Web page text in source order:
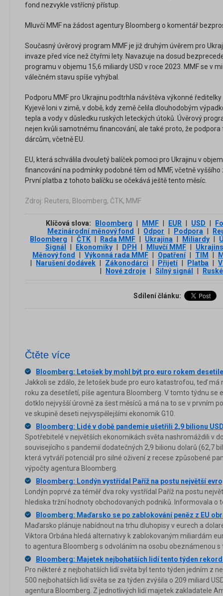
fond nezvykle vstřícný přístup.
Mluvčí MMF na žádost agentury Bloomberg o komentář
Současný úvěrový program MMF je již druhým úvěrem pro
invaze před více než čtyřmi lety. Navazuje na dosud
programu v objemu 15,6 miliardy USD v roce 2023. MMF se v
válečném stavu spíše vyhýbal.
Podporu MMF pro Ukrajinu podtrhla návštěva výkonné
Kyjevě loni v zimě, v době, kdy země čelila dlouhodobým
tepla a vody v důsledku ruských leteckých útoků. Úvěrový
nejen kvůli samotnému financování, ale také proto, že
dárcům, včetně EU.
EU, která schválila dvouletý balíček pomoci pro Ukrajinu v
financování na podmínky podobné těm od MMF, včetně
První platba z tohoto balíčku se očekává ještě tento měsíc.
Zdroj: Reuters, Bloomberg, ČTK, MMF
Klíčová slova: Bloomberg MMF EUR USD
Mezinárodní měnový fond
Odpor Podpora
Bloomberg
ČTK Rada MMF Ukrajina Miliardy
Signál
Ekonomiky DPH Mluvčí MMF
Měnový fond
Výkonná rada MMF Opatření TIM
Narušení dodávek Zákonodárci Přijetí Platba
Nové zdroje Silný signál
Sdílení článku:
Čtěte více
Bloomberg: Letošek by mohl být pro euro rokem
Jakkoli se zdálo, že letošek bude pro euro katastrofou, teď
roku za desetiletí, píše agentura Bloomberg. V tomto týdnu se
dotklo nejvyšší úrovně za šest měsíců a má na to se v prvním
ve skupině deseti nejvyspělejšími ekonomik G10.
Bloomberg: Lidé v době pandemie ušetřili 2,9 bilionu
Spotřebitelé v největších ekonomikách světa nashromáždili v
souvisejícího s pandemií dodatečných 2,9 bilionu dolarů (62,7
která vytváří potenciál pro silné oživení z recese způsobené
výpočty agentura Bloomberg.
Bloomberg: Londýn vystřídal Paříž na postu největší
Londýn poprvé za téměř dva roky vystřídal Paříž na postu
hlediska tržní hodnoty obchodovaných podniků. Informovala o
Bloomberg: Maďarsko se po zablokování peněz z EU
Maďarsko plánuje nabídnout na trhu dluhopisy v eurech a
Viktora Orbána hledá alternativy k zablokovaným miliardám
to agentura Bloomberg s odvoláním na osobu obeznámenou
Bloomberg: Majetek nejbohatších lidí tento týden
Pro některé z nejbohatších lidí světa byl tento týden jedním z
500 nejbohatších lidí světa se za týden zvýšila o 209 miliard
agentura Bloomberg. Z jednotlivých lidí majetek zakladatele